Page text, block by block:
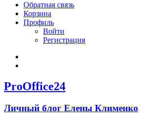
Обратная связь
Корзина
Профиль
Войти
Регистрация
ProOffice24
Личный блог Елены Клименко